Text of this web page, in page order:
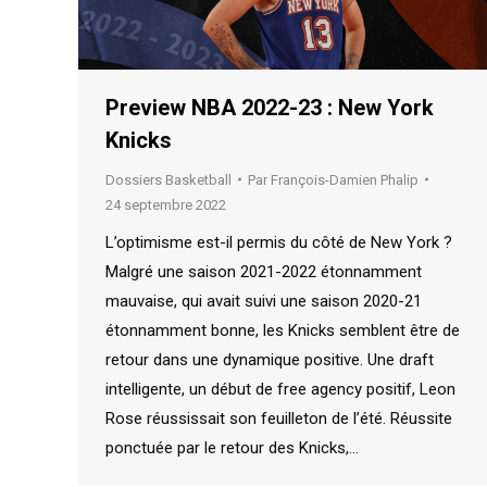
Preview NBA 2022-23 : New York
Knicks
Dossiers Basketball Par François-Damien Phalip
24 septembre 2022
L’optimisme est-il permis du côté de New York ?
Malgré une saison 2021-2022 étonnamment
mauvaise, qui avait suivi une saison 2020-21
étonnamment bonne, les Knicks semblent être de
retour dans une dynamique positive. Une draft
intelligente, un début de free agency positif, Leon
Rose réussissait son feuilleton de l’été. Réussite
ponctuée par le retour des Knicks,…